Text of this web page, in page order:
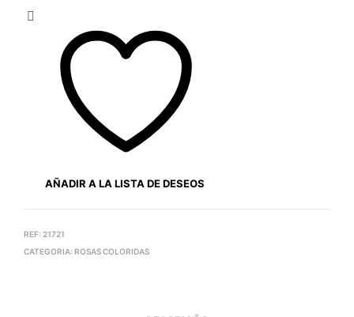
AÑADIR A LA LISTA DE DESEOS
REF: 21721
CATEGORIA: ROSAS COLORIDAS